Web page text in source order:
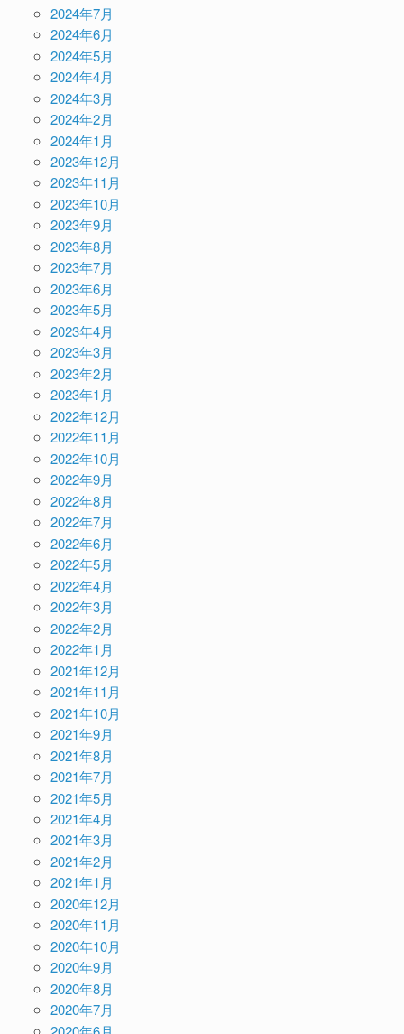
2024年7月
2024年6月
2024年5月
2024年4月
2024年3月
2024年2月
2024年1月
2023年12月
2023年11月
2023年10月
2023年9月
2023年8月
2023年7月
2023年6月
2023年5月
2023年4月
2023年3月
2023年2月
2023年1月
2022年12月
2022年11月
2022年10月
2022年9月
2022年8月
2022年7月
2022年6月
2022年5月
2022年4月
2022年3月
2022年2月
2022年1月
2021年12月
2021年11月
2021年10月
2021年9月
2021年8月
2021年7月
2021年5月
2021年4月
2021年3月
2021年2月
2021年1月
2020年12月
2020年11月
2020年10月
2020年9月
2020年8月
2020年7月